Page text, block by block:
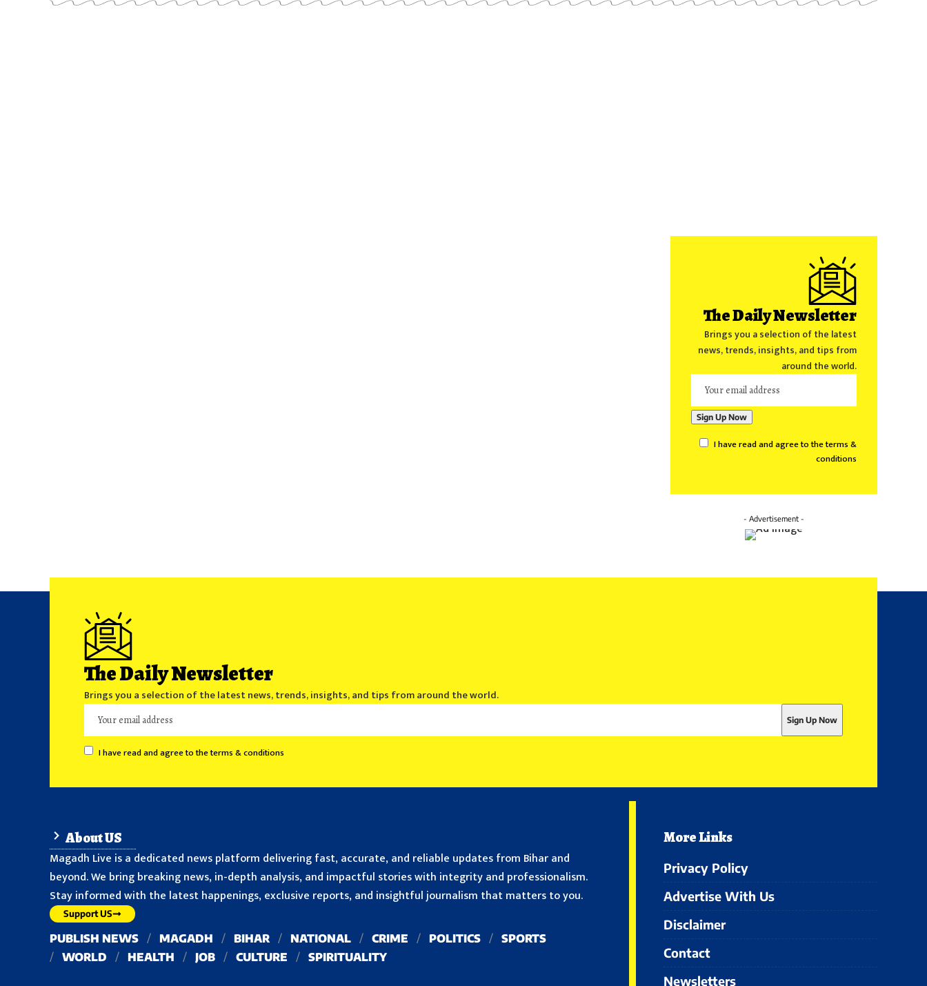
The Daily Newsletter
Brings you a selection of the latest
news, trends, insights, and tips from
around the world.
I have read and agree to the terms &
conditions
- Advertisement -
The Daily Newsletter
Brings you a selection of the latest news, trends, insights, and tips from around the world.
I have read and agree to the terms & conditions
About US
Magadh Live is a dedicated news platform delivering fast, accurate, and reliable updates from Bihar and
beyond. We bring breaking news, in-depth analysis, and impactful stories with integrity and professionalism.
Stay informed with the latest happenings, exclusive reports, and insightful journalism that matters to you.
Support US
PUBLISH NEWS MAGADH BIHAR NATIONAL CRIME POLITICS
SPORTS
WORLD
HEALTH JOB CULTURE SPIRITUALITY
More Links
Privacy Policy
Advertise With Us
Disclaimer
Contact
Newsletters